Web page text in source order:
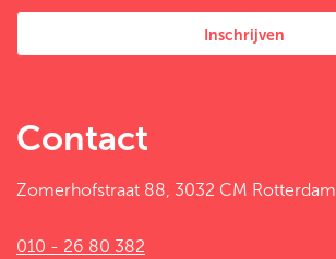
Inschrijven
Contact
Zomerhofstraat 88, 3032 CM Rotterdam
010 - 26 80 382